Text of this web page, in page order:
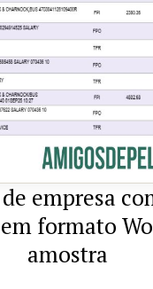
empresa
formato
amostra